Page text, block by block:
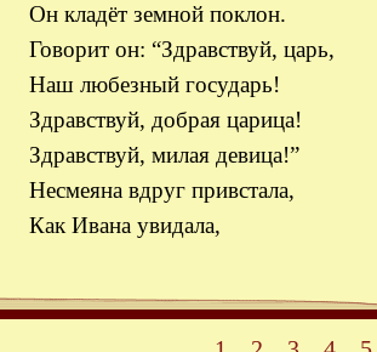
Он кладёт земной поклон.
Говорит он: “Здравствуй, царь,
Наш любезный государь!
Здравствуй, добрая царица!
Здравствуй, милая девица!”
Несмеяна вдруг привстала,
Как Ивана увидала,